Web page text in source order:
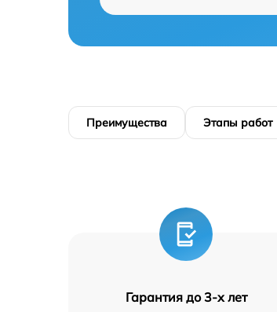
Преимущества Этапы работ
Гарантия до 3-х лет